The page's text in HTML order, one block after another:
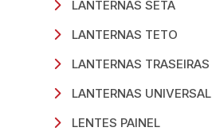
LANTERNAS SETA
LANTERNAS TETO
LANTERNAS TRASEIRAS
LANTERNAS UNIVERSAL
LENTES PAINEL